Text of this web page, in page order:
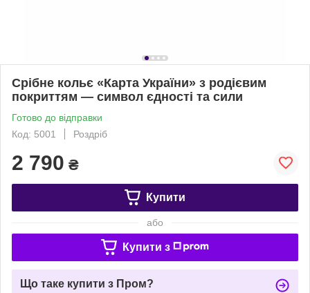
Срібне кольє «Карта України» з родієвим
покриттям — символ єдності та сили
Готово до відправки
Код: 5001
Роздріб
2 790 ₴
Купити
або
Купити з
Що таке купити з Пром?